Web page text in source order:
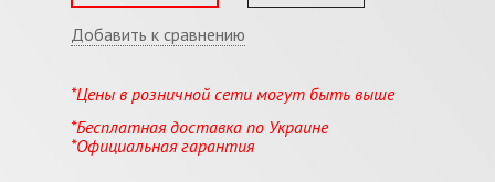
Добавить к сравнению
*Цены в розничной сети могут быть выше
*Бесплатная доставка по Украине
*Официальная гарантия